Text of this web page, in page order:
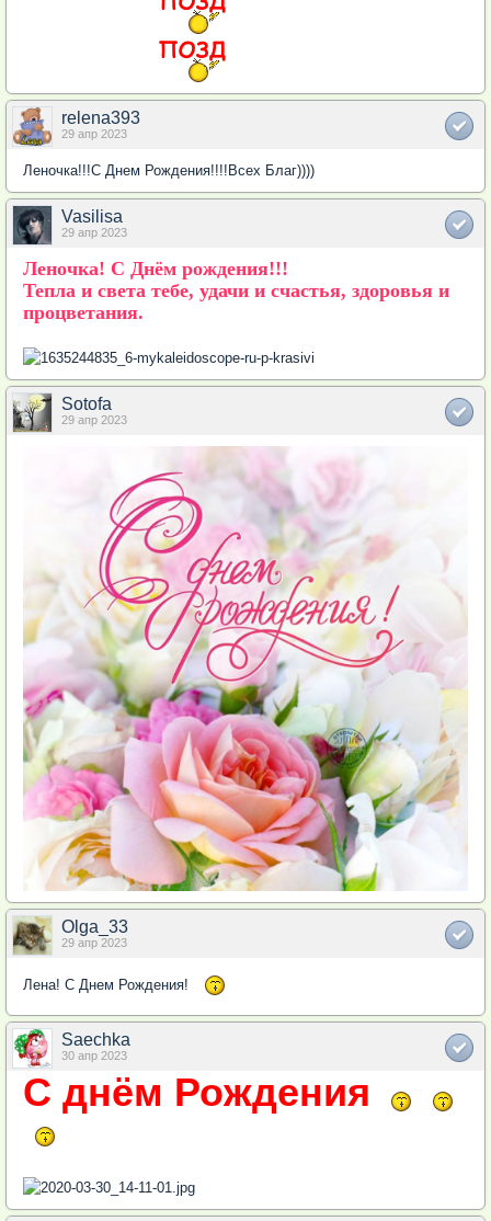
relena393
29 апр 2023
Леночка!!!С Днем Рождения!!!!Всех Благ))))
Vasilisa
29 апр 2023
Леночка! С Днём рождения!!!
Тепла и света тебе, удачи и счастья, здоровья и
процветания.
Sotofa
29 апр 2023
Olga_33
29 апр 2023
Лена! С Днем Рождения!
Saechka
30 апр 2023
С днём Рождения